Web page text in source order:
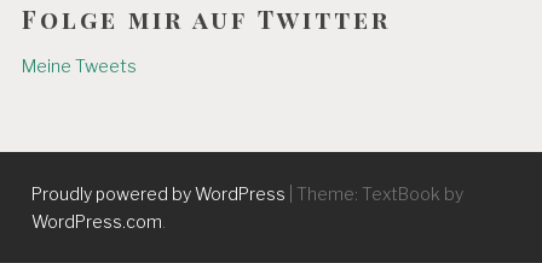
Folge mir auf Twitter
Meine Tweets
Proudly powered by WordPress
Theme: TextBook by
WordPress.com.